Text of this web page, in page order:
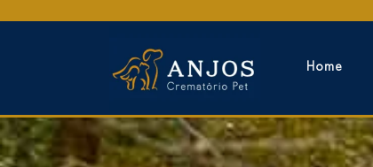
Home